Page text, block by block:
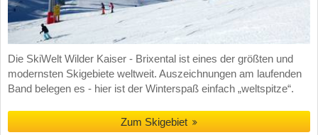
Die SkiWelt Wilder Kaiser - Brixental ist eines der größten und
modernsten Skigebiete weltweit. Auszeichnungen am laufenden
Band belegen es - hier ist der Winterspaß einfach „weltspitze“.
Zum Skigebiet